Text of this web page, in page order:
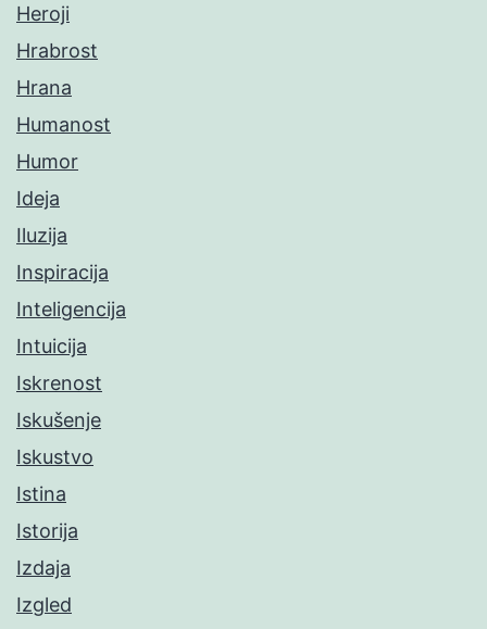
Heroji
Hrabrost
Hrana
Humanost
Humor
Ideja
Iluzija
Inspiracija
Inteligencija
Intuicija
Iskrenost
Iskušenje
Iskustvo
Istina
Istorija
Izdaja
Izgled